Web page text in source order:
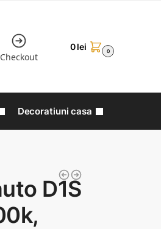
Checkout
0lei 0
Decoratiuni casa
D1S